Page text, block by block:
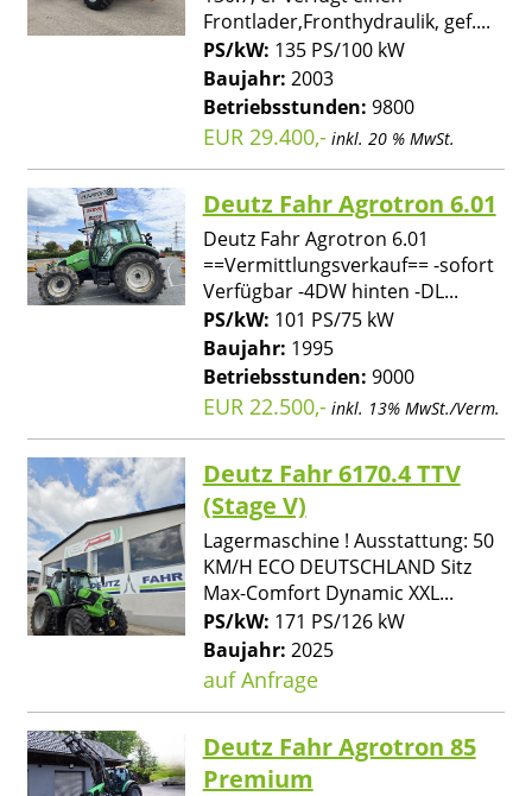
Frontlader,Fronthydraulik, gef....
PS/kW: 135 PS/100 kW
Baujahr: 2003
Betriebsstunden: 9800
EUR 29.400,- inkl. 20 % MwSt.
Deutz Fahr Agrotron 6.01
Deutz Fahr Agrotron 6.01
==Vermittlungsverkauf== -sofort
Verfügbar -4DW hinten -DL...
PS/kW: 101 PS/75 kW
Baujahr: 1995
Betriebsstunden: 9000
EUR 22.500,- inkl. 13% MwSt./Verm.
Deutz Fahr 6170.4 TTV
(Stage V)
Lagermaschine ! Ausstattung: 50
KM/H ECO DEUTSCHLAND Sitz
Max-Comfort Dynamic XXL...
PS/kW: 171 PS/126 kW
Baujahr: 2025
auf Anfrage
Deutz Fahr Agrotron 85
Premium